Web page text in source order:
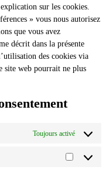
sur les cookies.
» vous nous autorisez
que vous avez
décrit dans la présente
des cookies via
site web pourrait ne plus
Toujours activé